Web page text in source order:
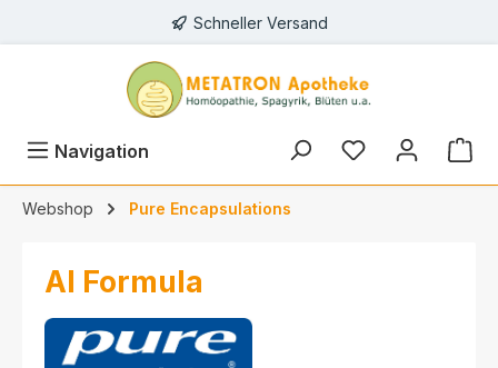
Schneller Versand
Navigation
Webshop Pure Encapsulations
AI Formula